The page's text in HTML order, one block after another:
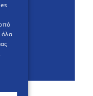
όλα